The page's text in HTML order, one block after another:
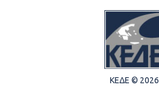
ΚΕΔΕ © 2026